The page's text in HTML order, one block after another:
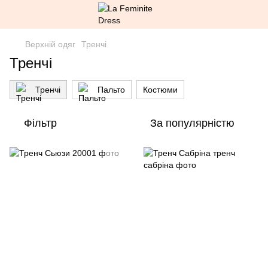
Верхній одяг Тренчі
Тренчі
Тренчі Пальто Костюми
Фільтр За популярністю